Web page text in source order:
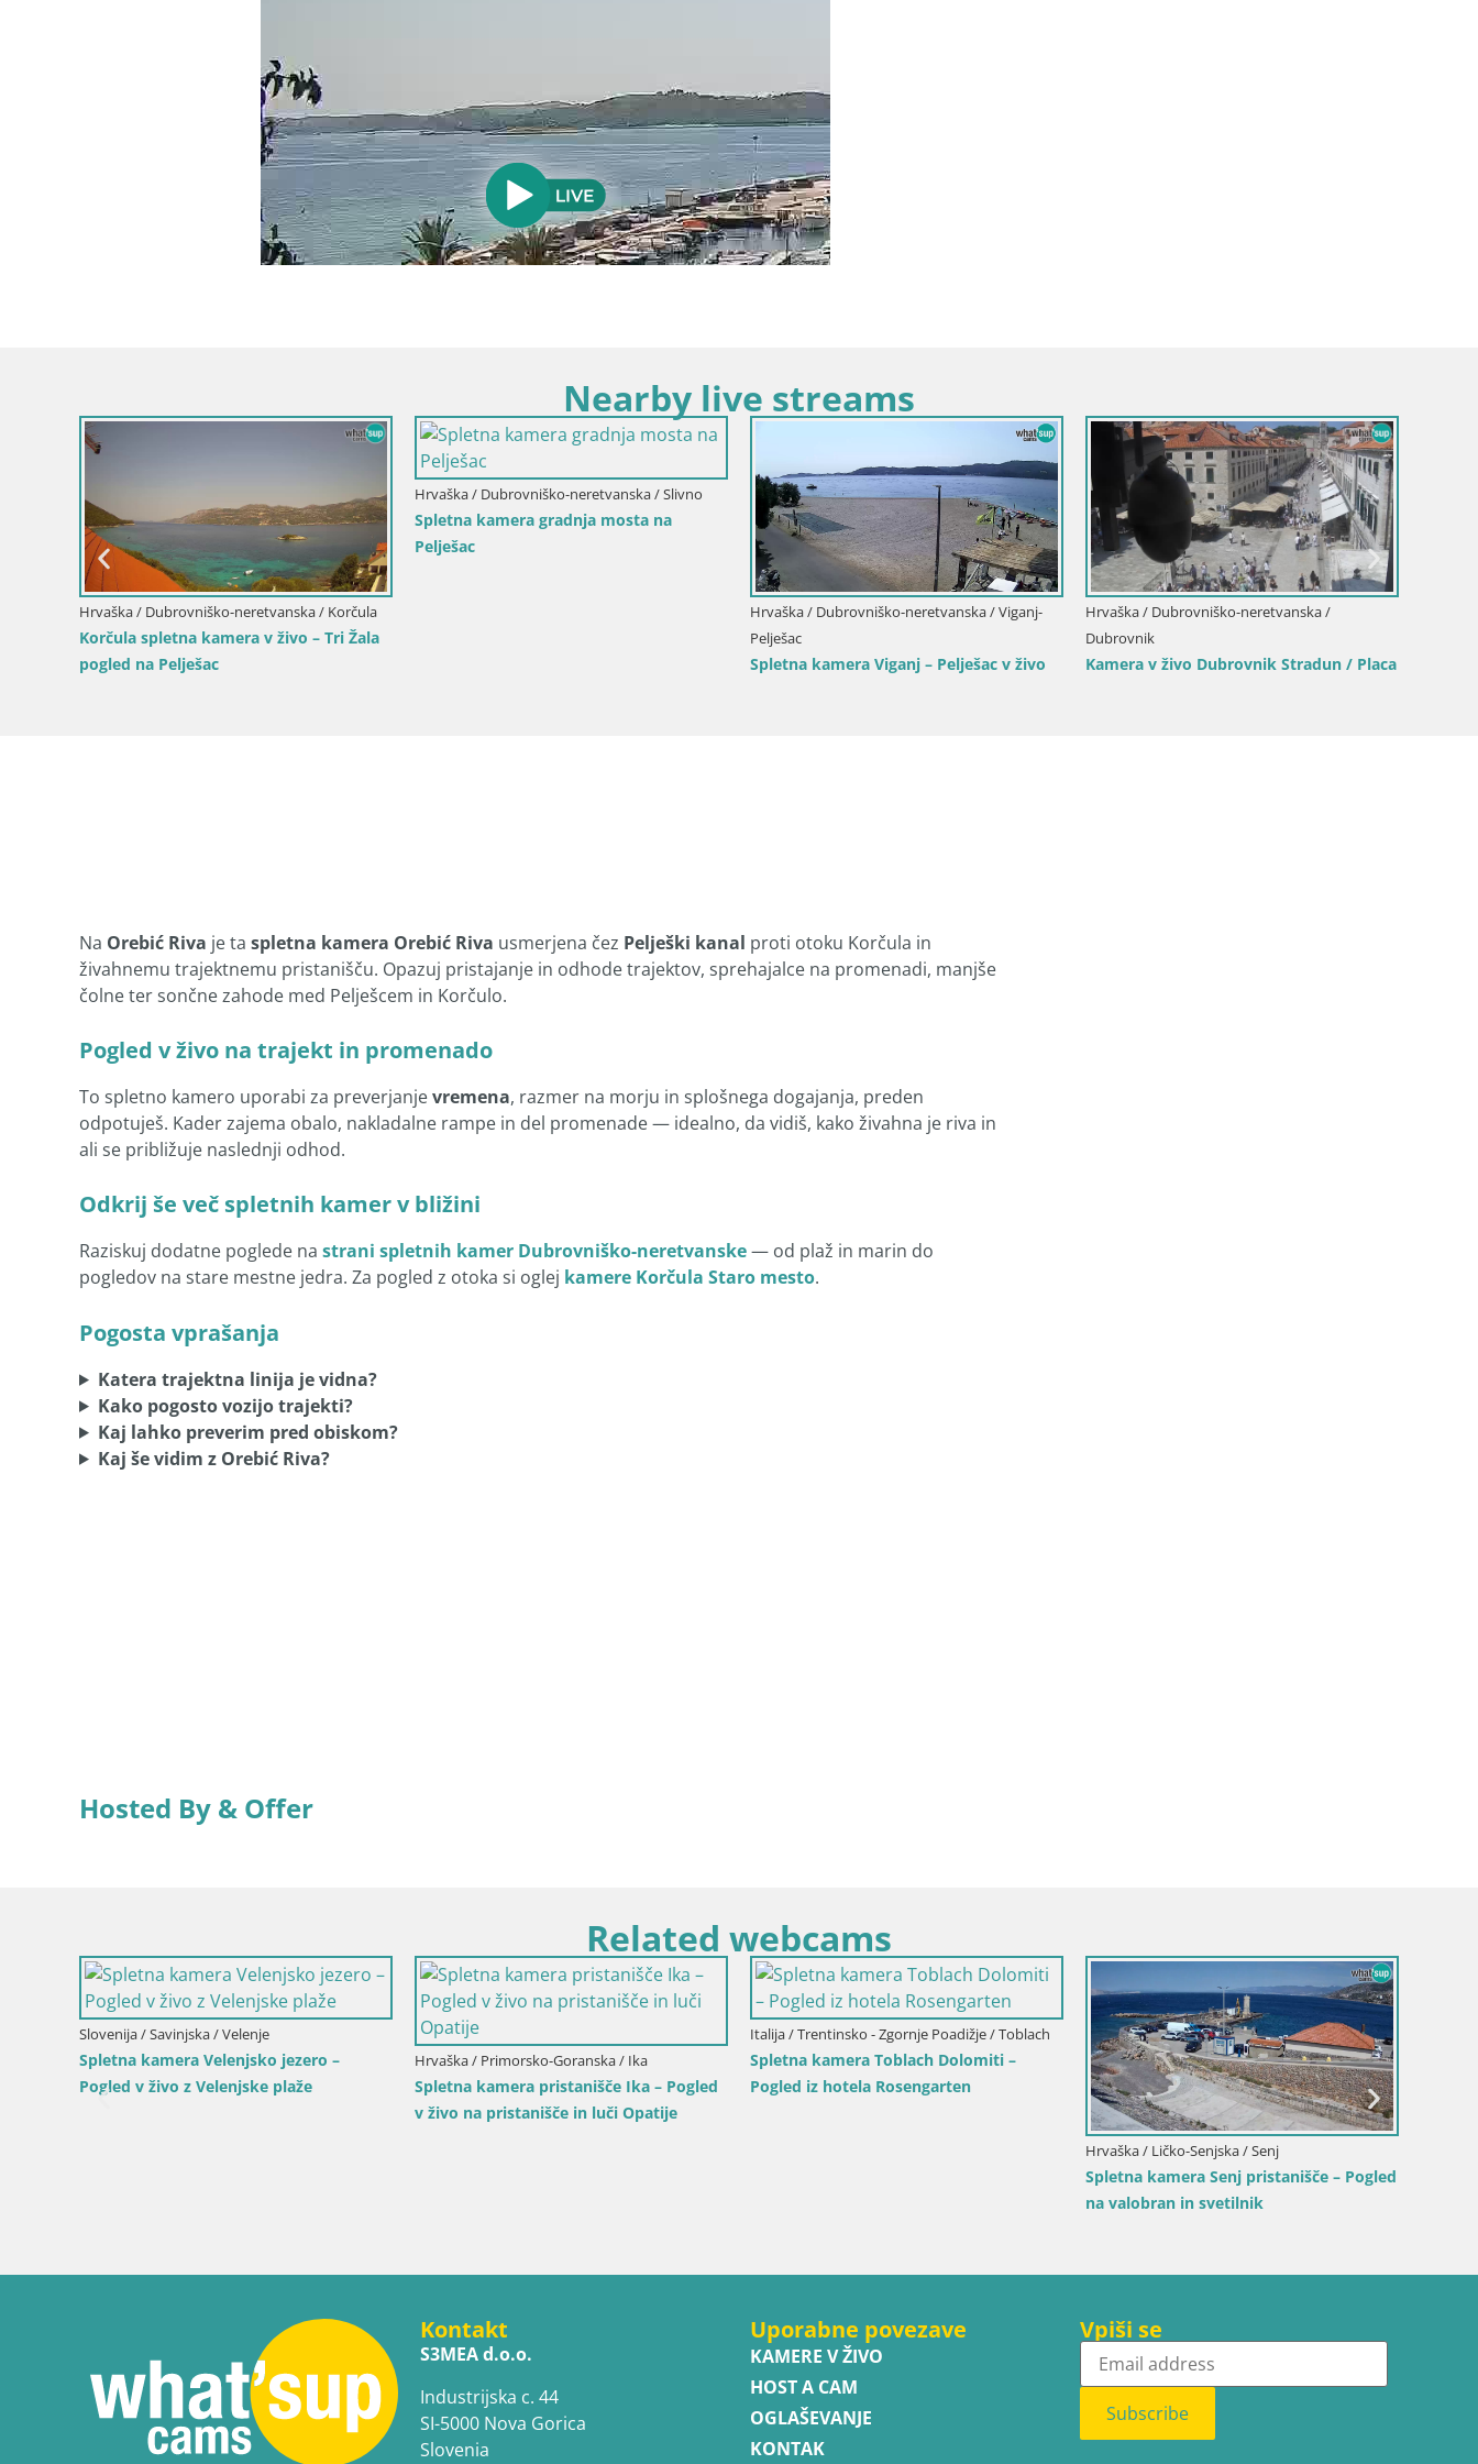
Nearby live streams
Hrvaška / Dubrovniško-neretvanska / Korčula
Korčula spletna kamera v živo – Tri Žala
pogled na Pelješac
Hrvaška / Dubrovniško-neretvanska / Slivno
Spletna kamera gradnja mosta na
Pelješac
Hrvaška / Dubrovniško-neretvanska / Viganj-
Pelješac
Spletna kamera Viganj – Pelješac v živo
Hrvaška / Dubrovniško-neretvanska /
Dubrovnik
Kamera v živo Dubrovnik Stradun / Placa
Na Orebić Riva je ta spletna kamera Orebić Riva usmerjena čez Pelješki kanal proti otoku Korčula in
živahnemu trajektnemu pristanišču. Opazuj pristajanje in odhode trajektov, sprehajalce na promenadi, manjše
čolne ter sončne zahode med Pelješcem in Korčulo.
Pogled v živo na trajekt in promenado
To spletno kamero uporabi za preverjanjevremena, razmer na morju in splošnega dogajanja, preden
odpotuješ. Kader zajema obalo, nakladalne rampe in del promenade — idealno, da vidiš, kako živahna je riva in
ali se približuje naslednji odhod.
Odkrij še več spletnih kamer v bližini
Raziskuj dodatne poglede na strani spletnih kamer Dubrovniško-neretvanske— od plaž in marin do
pogledov na stare mestne jedra. Za pogled z otoka si oglej kamere Korčula Staro mesto.
Pogosta vprašanja
Katera trajektna linija je vidna?
Kako pogosto vozijo trajekti?
Kaj lahko preverim pred obiskom?
Kaj še vidim z Orebić Riva?
Hosted By & Offer
Related webcams
Slovenija / Savinjska / Velenje
Spletna kamera Velenjsko jezero –
Pogled v živo z Velenjske plaže
Hrvaška / Primorsko-Goranska / Ika
Spletna kamera pristanišče Ika – Pogled
v živo na pristanišče in luči Opatije
Italija / Trentinsko - Zgornje Poadižje / Toblach
Spletna kamera Toblach Dolomiti –
Pogled iz hotela Rosengarten
Hrvaška / Ličko-Senjska / Senj
Spletna kamera Senj pristanišče – Pogled
na valobran in svetilnik
Kontakt
S3MEA d.o.o.
Industrijska c. 44
SI-5000 Nova Gorica
Slovenia
Uporabne povezave
KAMERE V ŽIVO
HOST A CAM
OGLAŠEVANJE
KONTAK
Vpiši se
Subscribe